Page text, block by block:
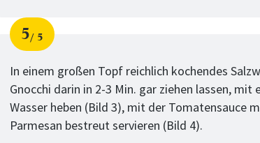
Schritt
5
von
5
In einem großen Topf reichlich kochendes
Gnocchi darin in 2-3 Min. gar ziehen lassen,
Wasser heben (Bild 3), mit der Tomatensauce
Parmesan bestreut servieren (Bild 4).